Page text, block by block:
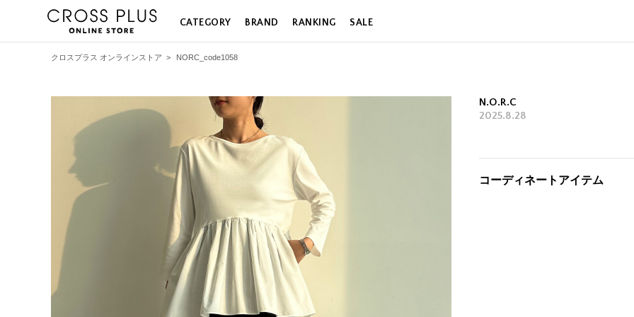
CATEGORY BRAND RANKING SALE
クロスプラス オンラインストア > NORC_code1058
N.O.R.C
2025.8.28
コーディネートアイテム